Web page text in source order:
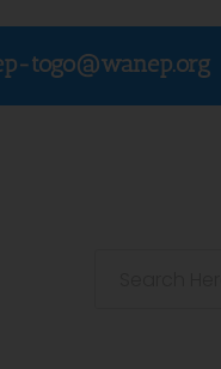
togo@wanep.org